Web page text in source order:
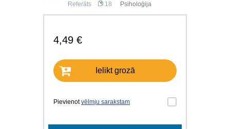
Referāts 18 Psiholoģija
4,49 €
Ielikt grozā
Pievienotvēlmju sarakstam